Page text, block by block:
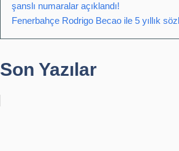
şanslı numaralar açıklandı!
Fenerbahçe Rodrigo Becao ile 5 yıllık
Son Yazılar